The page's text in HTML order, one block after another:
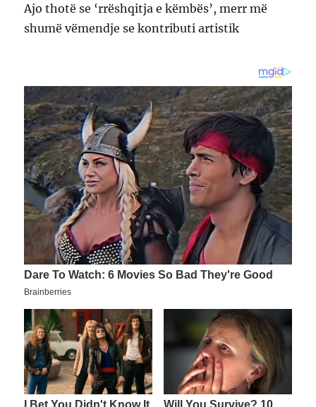
Ajo thotë se ‘rrëshqitja e këmbës’, merr më
shumë vëmendje se kontributi artistik